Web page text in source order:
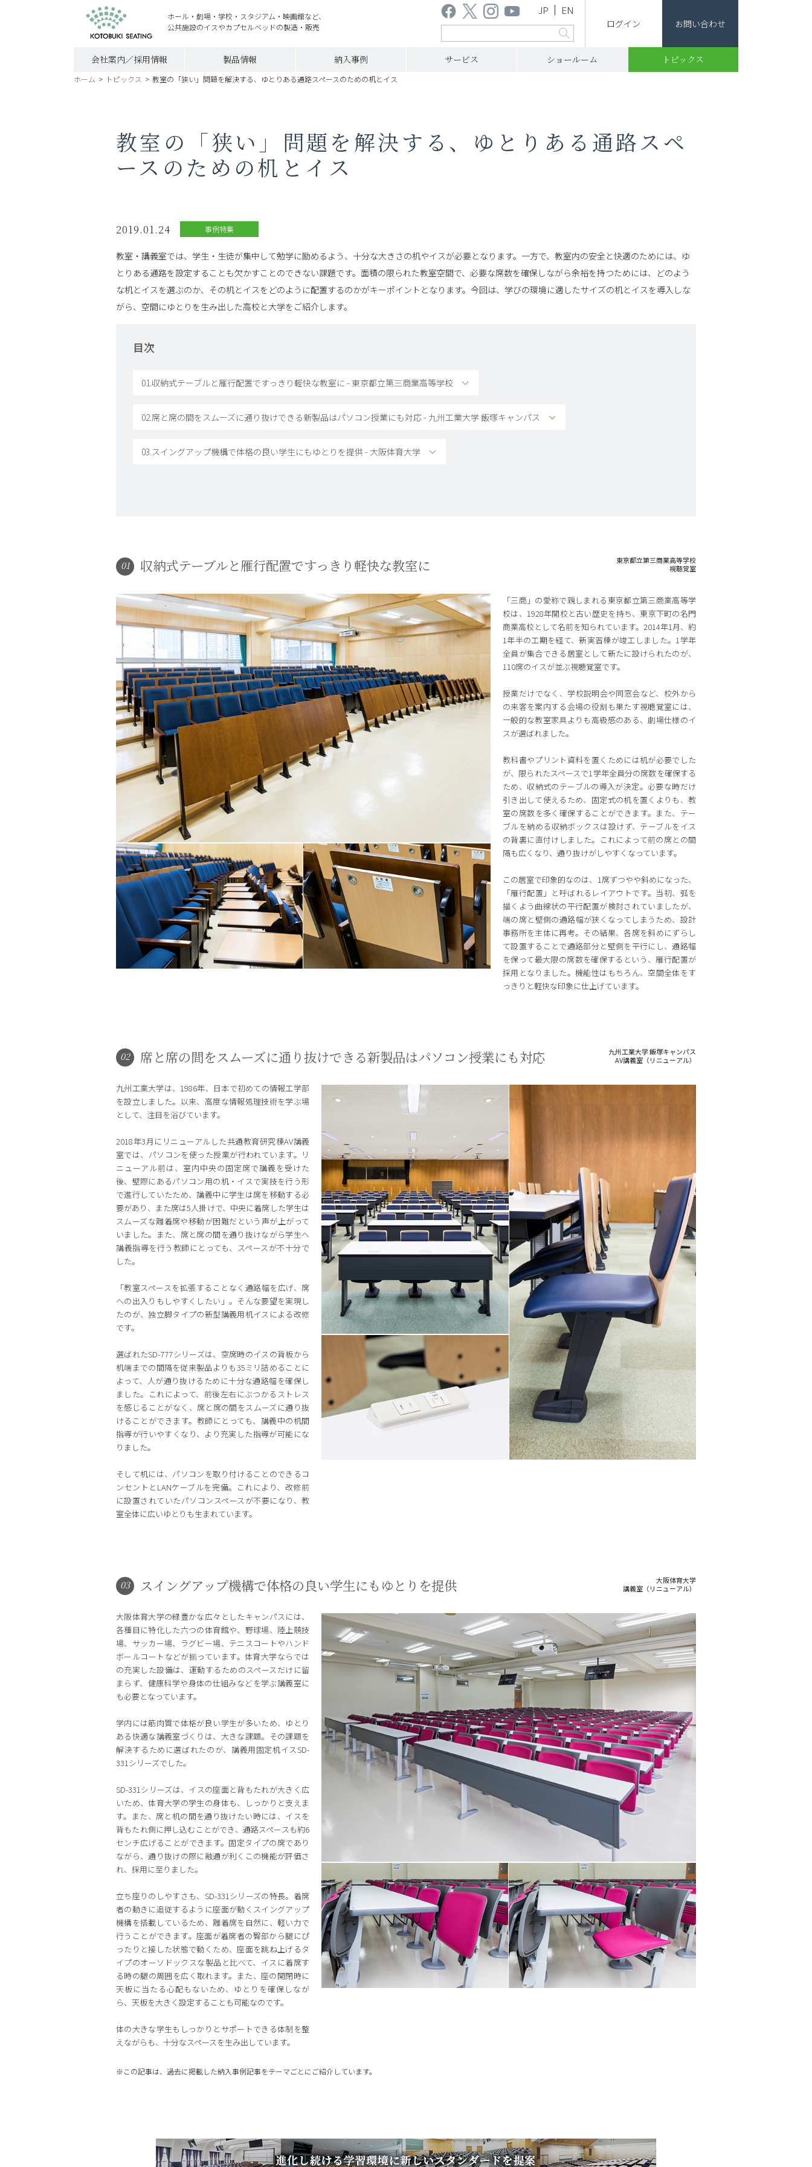
ホール・劇場・学校・スタジアム・映画館など、
公共施設のイスやカプセルベッドの製造・販売
ログイン お問い合わせ
JP EN
会社案内／採用情報 製品情報 納入事例 サービス ショールーム トピックス
ホーム > トピックス > 教室の「狭い」問題を解決する、ゆとりある通路スペースのための机とイス
教室の「狭い」問題を解決する、ゆとりある通路スペ
ースのための机とイス
2019.01.24 事例特集
教室・講義室では、学生・生徒が集中して勉学に励めるよう、十分な大きさの机やイスが必要となります。一方で、教室内の安全と快適のためには、ゆ
とりある通路を設定することも欠かすことのできない課題です。面積の限られた教室空間で、必要な席数を確保しながら余裕を持つためには、どのよう
な机とイスを選ぶのか、その机とイスをどのように配置するのかがキーポイントとなります。今回は、学びの環境に適したサイズの机とイスを導入しな
がら、空間にゆとりを生み出した高校と大学をご紹介します。
目次
01.収納式テーブルと雁行配置ですっきり軽快な教室に - 東京都立第三商業高等学校
02.席と席の間をスムーズに通り抜けできる新製品はパソコン授業にも対応 - 九州工業大学 飯塚キャンパス
03.スイングアップ機構で体格の良い学生にもゆとりを提供 - 大阪体育大学
01 収納式テーブルと雁行配置ですっきり軽快な教室に
東京都立第三商業高等学校
視聴覚室
「三商」の愛称で親しまれる東京都立第三商業高等学
校は、1928年開校と古い歴史を持ち、東京下町の名門
商業高校として名前を知られています。2014年1月、約
1年半の工期を経て、新実習棟が竣工しました。1学年
全員が集合できる居室として新たに設けられたのが、
110席のイスが並ぶ視聴覚室です。
授業だけでなく、学校説明会や同窓会など、校外から
の来客を案内する会場の役割も果たす視聴覚室には、
一般的な教室家具よりも高級感のある、劇場仕様のイ
スが選ばれました。
教科書やプリント資料を置くためには机が必要でした
が、限られたスペースで1学年全員分の席数を確保する
ため、収納式のテーブルの導入が決定。必要な時だけ
引き出して使えるため、固定式の机を置くよりも、教
室の席数を多く確保することができます。また、テー
ブルを納める収納ボックスは設けず、テーブルをイス
の背裏に直付けしました。これによって前の席との間
隔も広くなり、通り抜けがしやすくなっています。
この居室で印象的なのは、1席ずつやや斜めになった、
「雁行配置」と呼ばれるレイアウトです。当初、弧を
描くよう曲線状の平行配置が検討されていましたが、
端の席と壁側の通路幅が狭くなってしまうため、設計
事務所を主体に再考。その結果、各席を斜めにずらし
て設置することで通路部分と壁側を平行にし、通路幅
を保って最大限の席数を確保するという、雁行配置が
採用となりました。機能性はもちろん、空間全体をす
っきりと軽快な印象に仕上げています。
02 席と席の間をスムーズに通り抜けできる新製品はパソコン授業にも対応
九州工業大学 飯塚キャンパス
AV講義室（リニューアル）
九州工業大学は、1986年、日本で初めての情報工学部
を設立しました。以来、高度な情報処理技術を学ぶ場
として、注目を浴びています。
2018年3月にリニューアルした共通教育研究棟AV講義
室では、パソコンを使った授業が行われています。リ
ニューアル前は、室内中央の固定席で講義を受けた
後、壁際にあるパソコン用の机・イスで実技を行う形
で進行していたため、講義中に学生は席を移動する必
要があり、また席は5人掛けで、中央に着席した学生は
スムーズな離着席や移動が困難だという声が上がって
いました。また、席と席の間を通り抜けながら学生へ
講義指導を行う教師にとっても、スペースが不十分で
した。
「教室スペースを拡張することなく通路幅を広げ、席
への出入りもしやすくしたい」。そんな要望を実現し
たのが、独立脚タイプの新型講義用机イスによる改修
です。
選ばれたSD-777シリーズは、空席時のイスの背板から
机端までの間隔を従来製品よりも35ミリ詰めることに
よって、人が通り抜けるために十分な通路幅を確保し
ました。これによって、前後左右にぶつかるストレス
を感じることがなく、席と席の間をスムーズに通り抜
けることができます。教師にとっても、講義中の机間
指導が行いやすくなり、より充実した指導が可能にな
りました。
そして机には、パソコンを取り付けることのできるコ
ンセントとLANケーブルを完備。これにより、改修前
に設置されていたパソコンスペースが不要になり、教
室全体に広いゆとりも生まれています。
03 スイングアップ機構で体格の良い学生にもゆとりを提供
大阪体育大学
講義室（リニューアル）
大阪体育大学の緑豊かな広々としたキャンパスには、
各種目に特化した六つの体育館や、野球場、陸上競技
場、サッカー場、ラグビー場、テニスコートやハンド
ボールコートなどが揃っています。体育大学ならでは
の充実した設備は、運動するためのスペースだけに留
まらず、健康科学や身体の仕組みなどを学ぶ講義室に
も必要となっています。
学内には筋肉質で体格が良い学生が多いため、ゆとり
ある快適な講義室づくりは、大きな課題。その課題を
解決するために選ばれたのが、講義用固定机イスSD-
331シリーズでした。
SD-331シリーズは、イスの座面と背もたれが大きく広
いため、体育大学の学生の身体も、しっかりと支えま
す。また、席と机の間を通り抜けたい時には、イスを
背もたれ側に押し込むことができ、通路スペースも約6
センチ広げることができます。固定タイプの席であり
ながら、通り抜けの際に融通が利くこの機能が評価さ
れ、採用に至りました。
立ち座りのしやすさも、SD-331シリーズの特長。着席
者の動きに追従するように座面が動くスイングアップ
機構を搭載しているため、離着席を自然に、軽い力で
行うことができます。座面が着席者の臀部から腿にぴ
ったりと接した状態で動くため、座面を跳ね上げるタ
イプのオーソドックスな製品と比べて、イスに着席す
る時の腿の周囲を広く取れます。また、座の開閉時に
天板に当たる心配もないため、ゆとりを確保しなが
ら、天板を大きく設定することも可能なのです。
体の大きな学生もしっかりとサポートできる体制を整
えながらも、十分なスペースを生み出しています。
※この記事は、過去に掲載した納入事例記事をテーマごとにご紹介しています。